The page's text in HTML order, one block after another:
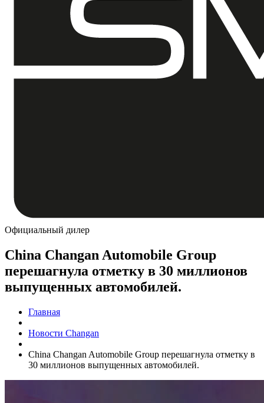
Официальный дилер
China Changan Automobile Group
перешагнула отметку в 30 миллионов
выпущенных автомобилей.
Главная
Новости Changan
China Changan Automobile Group перешагнула отметку в
30 миллионов выпущенных автомобилей.